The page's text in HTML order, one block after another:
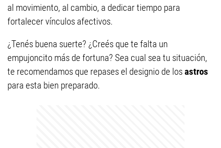
al movimiento, al cambio, a dedicar tiempo para
fortalecer vínculos afectivos.
¿Tenés buena suerte? ¿Creés que te falta un
empujoncito más de fortuna? Sea cual sea tu situación,
te recomendamos que repases el designio de losastros
para esta bien preparado.